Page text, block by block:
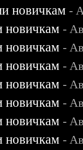
новичкам -
новичкам -
новичкам -
новичкам -
новичкам -
новичкам -
новичкам -
новичкам -